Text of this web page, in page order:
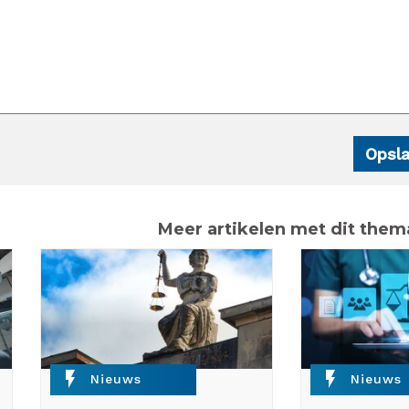
Meer artikelen met dit
flash_on Nieuws flash_on Nieuws